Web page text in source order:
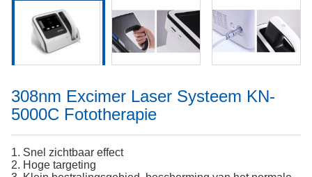
308nm Excimer Laser Systeem KN-
5000C Fototherapie
1. Snel zichtbaar effect
2. Hoge targeting